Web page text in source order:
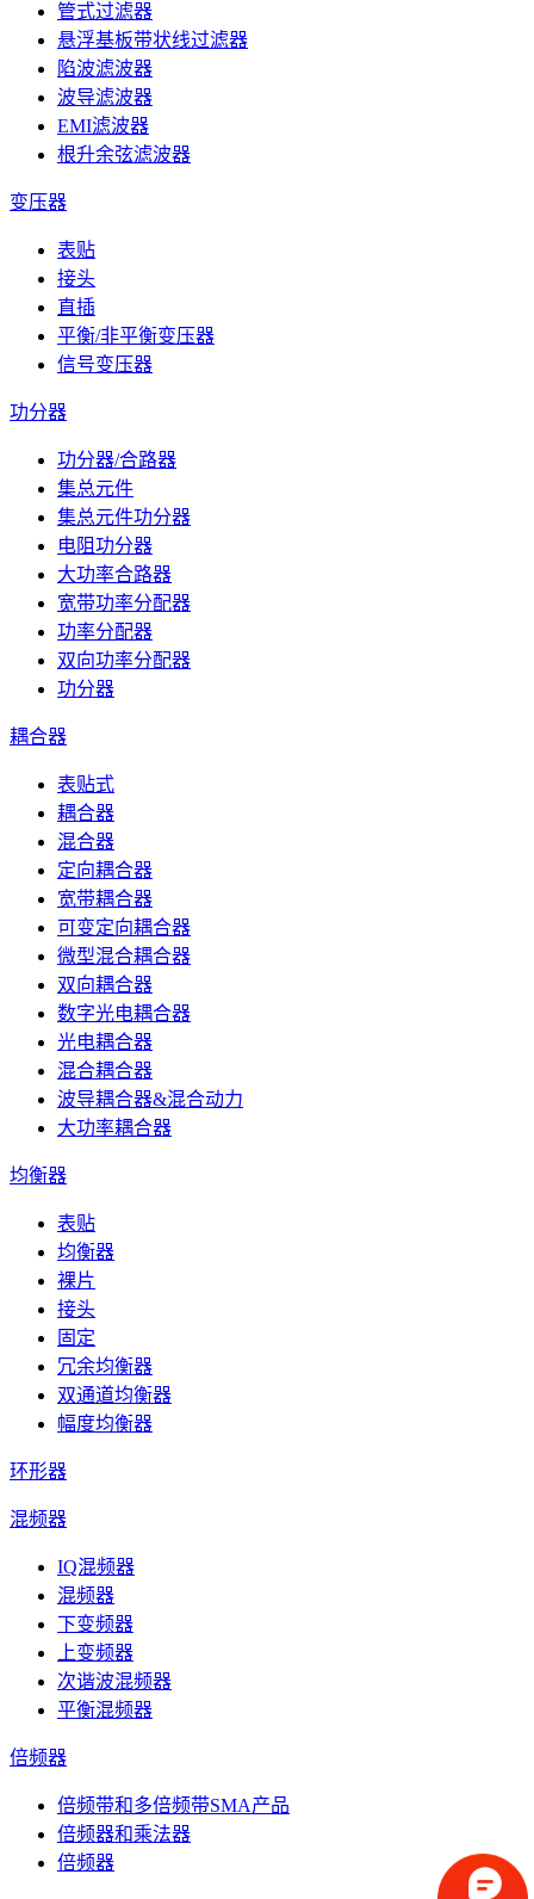
管式过滤器
悬浮基板带状线过滤器
陷波滤波器
波导滤波器
EMI滤波器
根升余弦滤波器
变压器
表贴
接头
直插
平衡/非平衡变压器
信号变压器
功分器
功分器/合路器
集总元件
集总元件功分器
电阻功分器
大功率合路器
宽带功率分配器
功率分配器
双向功率分配器
功分器
耦合器
表贴式
耦合器
混合器
定向耦合器
宽带耦合器
可变定向耦合器
微型混合耦合器
双向耦合器
数字光电耦合器
光电耦合器
混合耦合器
波导耦合器&混合动力
大功率耦合器
均衡器
表贴
均衡器
裸片
接头
固定
冗余均衡器
双通道均衡器
幅度均衡器
环形器
混频器
IQ混频器
混频器
下变频器
上变频器
次谐波混频器
平衡混频器
倍频器
倍频带和多倍频带SMA产品
倍频器和乘法器
倍频器